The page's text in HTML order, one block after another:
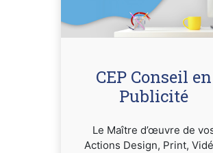
CEP Conseil en
Publicité
Le Maître d’œuvre de
Actions Design, Print,